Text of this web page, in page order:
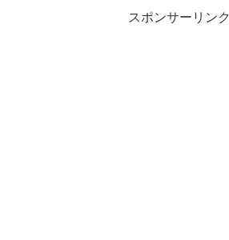
スポンサーリンク